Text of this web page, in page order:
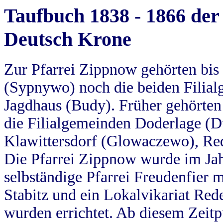
Taufbuch 1838 - 1866
Deutsch Krone
Zur Pfarrei Zippnow gehörten
(Sypnywo) noch die beiden
Jagdhaus (Budy). Früher
die Filialgemeinden Doderlage
Klawittersdorf (Glowaczewo),
Die Pfarrei Zippnow wurde im
selbständige Pfarrei Freudenfier
Stabitz und ein Lokalvikariat
wurden errichtet. Ab diesem